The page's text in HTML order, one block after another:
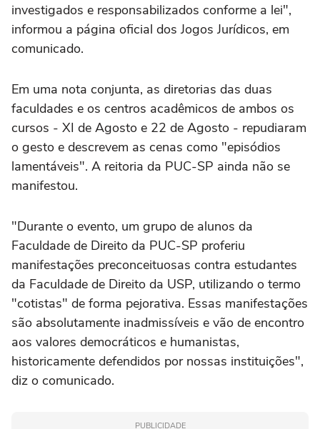
investigados e responsabilizados conforme a lei",
informou a página oficial dos Jogos Jurídicos, em
comunicado.
Em uma nota conjunta, as diretorias das duas
faculdades e os centros acadêmicos de ambos os
cursos - XI de Agosto e 22 de Agosto - repudiaram
o gesto e descrevem as cenas como "episódios
lamentáveis". A reitoria da PUC-SP ainda não se
manifestou.
"Durante o evento, um grupo de alunos da
Faculdade de Direito da PUC-SP proferiu
manifestações preconceituosas contra estudantes
da Faculdade de Direito da USP, utilizando o termo
"cotistas" de forma pejorativa. Essas manifestações
são absolutamente inadmissíveis e vão de encontro
aos valores democráticos e humanistas,
historicamente defendidos por nossas instituições",
diz o comunicado.
PUBLICIDADE